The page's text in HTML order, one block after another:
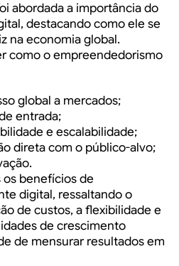
abordada a importância do
destacando como ele se
na economia global.
como o empreendedorismo
global a mercados;
entrada;
e escalabilidade;
direta com o público-alvo;
benefícios de
digital, ressaltando o
de custos, a flexibilidade e
de crescimento
de mensurar resultados em